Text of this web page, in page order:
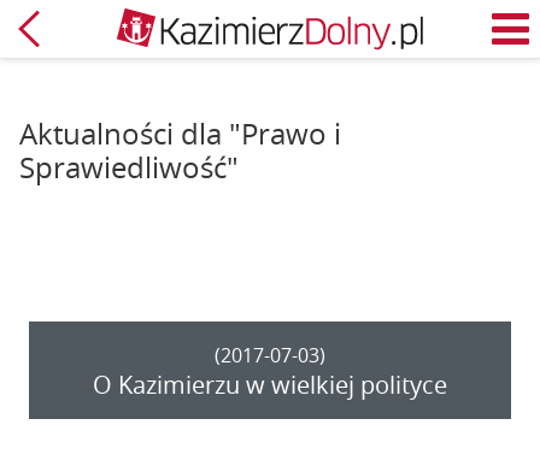
Powrót
Aktualności dla "Prawo i
Sprawiedliwość"
(2017-07-03)
O Kazimierzu w wielkiej polityce